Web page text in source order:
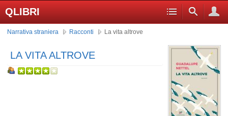
QLIBRI
Narrativa straniera Racconti La vita altrove
LA VITA ALTROVE